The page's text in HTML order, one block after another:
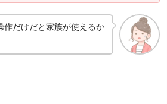
作だけだと家族が使えるか